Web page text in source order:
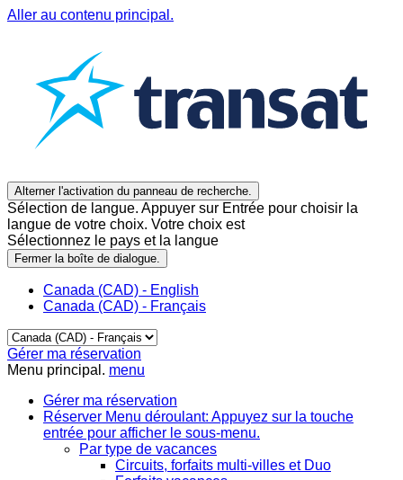
Aller au contenu principal.
Alterner l'activation du panneau de recherche.
Sélection de langue. Appuyer sur Entrée pour choisir la
langue de votre choix. Votre choix est
Sélectionnez le pays et la langue
Fermer la boîte de dialogue.
Canada (CAD) - English
Canada (CAD) - Français
Gérer ma réservation
Menu principal. menu
Gérer ma réservation
Réserver Menu déroulant: Appuyez sur la touche
entrée pour afficher le sous-menu.
Par type de vacances
Circuits, forfaits multi-villes et Duo